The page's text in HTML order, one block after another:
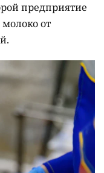
предприятие
от